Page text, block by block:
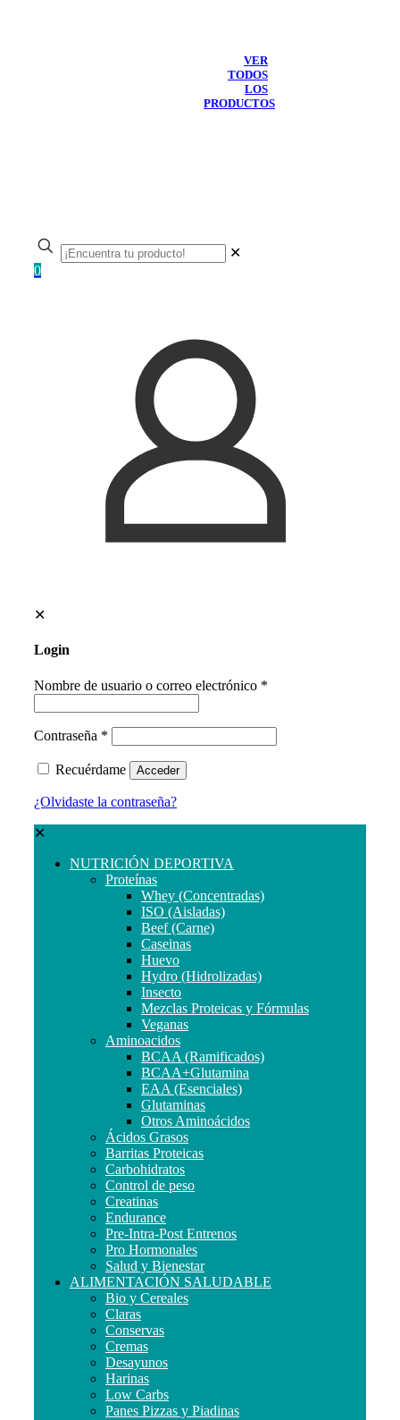
VER
TODOS
LOS
PRODUCTOS
✕
0
✕
Login
Nombre de usuario o correo electrónico *
Contraseña *
Recuérdame Acceder
¿Olvidaste la contraseña?
✕
NUTRICIÓN DEPORTIVA
Proteínas
Whey (Concentradas)
ISO (Aisladas)
Beef (Carne)
Caseinas
Huevo
Hydro (Hidrolizadas)
Insecto
Mezclas Proteicas y Fórmulas
Veganas
Aminoacidos
BCAA (Ramificados)
BCAA+Glutamina
EAA (Esenciales)
Glutaminas
Otros Aminoácidos
Ácidos Grasos
Barritas Proteicas
Carbohidratos
Control de peso
Creatinas
Endurance
Pre-Intra-Post Entrenos
Pro Hormonales
Salud y Bienestar
ALIMENTACIÓN SALUDABLE
Bio y Cereales
Claras
Conservas
Cremas
Desayunos
Harinas
Low Carbs
Panes Pizzas y Piadinas